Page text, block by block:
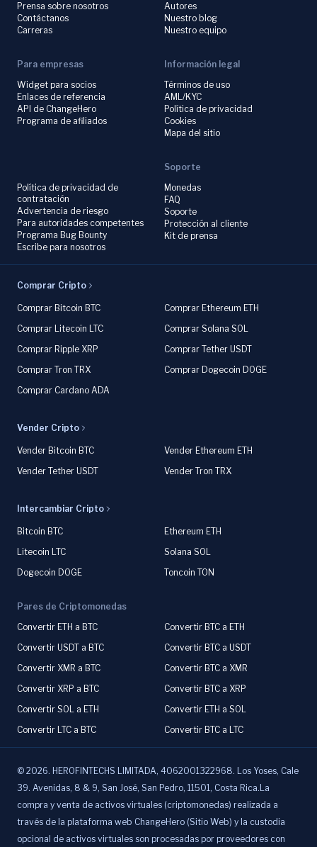
Prensa sobre nosotros
Contáctanos
Carreras
Autores
Nuestro blog
Nuestro equipo
Para empresas
Widget para socios
Enlaces de referencia
API de ChangeHero
Programa de afiliados
Información legal
Términos de uso
AML/KYC
Política de privacidad
Cookies
Mapa del sitio
Política de privacidad de
contratación
Advertencia de riesgo
Para autoridades competentes
Programa Bug Bounty
Escribe para nosotros
Soporte
Monedas
FAQ
Soporte
Protección al cliente
Kit de prensa
Comprar Cripto
Comprar Bitcoin BTC
Comprar Ethereum ETH
Comprar Litecoin LTC
Comprar Solana SOL
Comprar Ripple XRP
Comprar Tether USDT
Comprar Tron TRX
Comprar Dogecoin DOGE
Comprar Cardano ADA
Vender Cripto
Vender Bitcoin BTC
Vender Ethereum ETH
Vender Tether USDT
Vender Tron TRX
Intercambiar Cripto
Bitcoin BTC
Ethereum ETH
Litecoin LTC
Solana SOL
Dogecoin DOGE
Toncoin TON
Pares de Criptomonedas
Convertir ETH a BTC
Convertir BTC a ETH
Convertir USDT a BTC
Convertir BTC a USDT
Convertir XMR a BTC
Convertir BTC a XMR
Convertir XRP a BTC
Convertir BTC a XRP
Convertir SOL a ETH
Convertir ETH a SOL
Convertir LTC a BTC
Convertir BTC a LTC
© 2026. HEROFINTECHS LIMITADA, 4062001322968. Los Yoses, Cale
39. Avenidas, 8 & 9, San José, San Pedro, 11501, Costa Rica.La
compra y venta de activos virtuales (criptomonedas) realizada a
través de la plataforma web ChangeHero (Sitio Web) y la custodia
opcional de activos virtuales son procesadas por proveedores con